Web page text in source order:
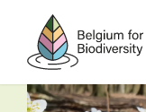
content
Image